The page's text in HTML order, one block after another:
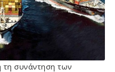
συνάντηση των